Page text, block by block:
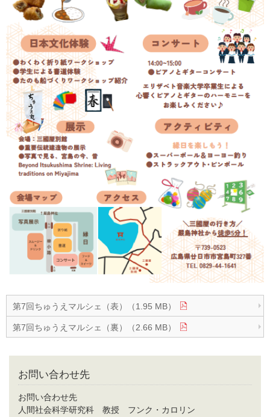
第7回ちゅうえマルシェ（表）（1.95 MB）
第7回ちゅうえマルシェ（裏）（2.66 MB）
お問い合わせ先
お問い合わせ先
人間社会科学研究科 教授 フンク・カロリン